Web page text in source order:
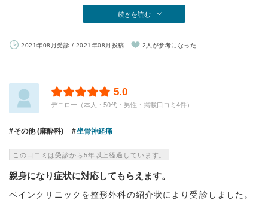
続きを読む
2021年08月受診 / 2021年08月投稿 2人が参考になった
5.0
デニロー（本人・50代・男性・掲載口コミ4件）
その他 (麻酔科) 坐骨神経痛
この口コミは受診から5年以上経過しています。
親身になり症状に対応してもらえます。
ペインクリニックを整形外科の紹介状により受診しました。